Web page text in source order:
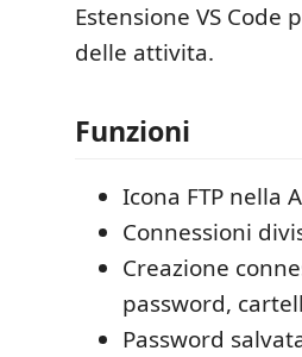
Estensione VS Code
delle attivita.
Funzioni
Icona FTP nella
Connessioni
Creazione
password,
Password